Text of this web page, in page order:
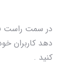
در سمت راست
دهد کاربران
کنید .